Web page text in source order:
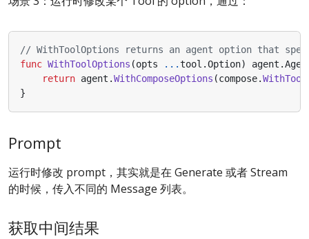
// WithToolOptions returns an agent option that
func WithToolOptions (opts ...tool .Option) agent .
return agent .WithComposeOptions (compose.
}
Prompt
运行时修改 prompt，其实就是在 Generate 或者 Stream
的时候，传入不同的 Message 列表。
获取中间结果